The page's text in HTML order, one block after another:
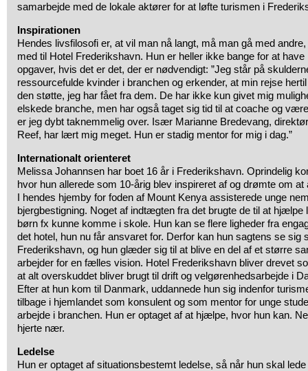
samarbejde med de lokale aktører for at løfte turismen i
Inspirationen
Hendes livsfilosofi er, at vil man nå langt, må man gå med
med til Hotel Frederikshavn. Hun er heller ikke bange for at have
opgaver, hvis det er det, der er nødvendigt: ”Jeg står på
ressourcefulde kvinder i branchen og erkender, at min rejse
den støtte, jeg har fået fra dem. De har ikke kun givet mig
elskede branche, men har også taget sig tid til at coache og
er jeg dybt taknemmelig over. Især Marianne Bredevang,
Reef, har lært mig meget. Hun er stadig mentor for mig i dag.”
Internationalt orienteret
Melissa Johannsen har boet 16 år i Frederikshavn. Oprindelig
hvor hun allerede som 10-årig blev inspireret af og drømte om
I hendes hjemby for foden af Mount Kenya assisterede unge
bjergbestigning. Noget af indtægten fra det brugte de til at hjælpe
børn fx kunne komme i skole. Hun kan se flere ligheder fra
det hotel, hun nu får ansvaret for. Derfor kan hun sagtens se sig
Frederikshavn, og hun glæder sig til at blive en del af et større
arbejder for en fælles vision. Hotel Frederikshavn bliver drevet
at alt overskuddet bliver brugt til drift og velgørenhedsarbejde i
Efter at hun kom til Danmark, uddannede hun sig indenfor
tilbage i hjemlandet som konsulent og som mentor for unge
arbejde i branchen. Hun er optaget af at hjælpe, hvor hun kan.
hjerte nær.
Ledelse
Hun er optaget af situationsbestemt ledelse, så når hun skal